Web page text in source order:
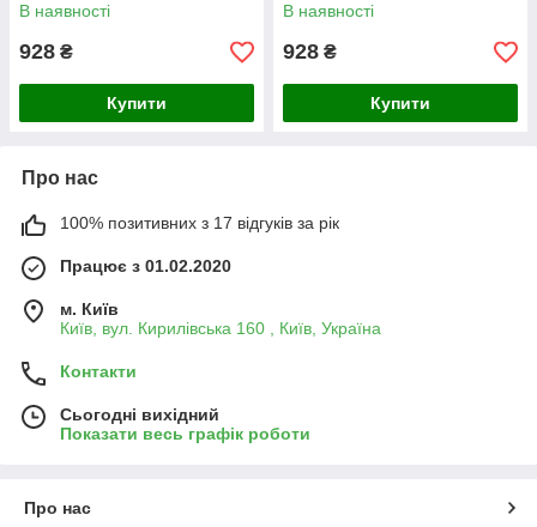
В наявності
928 ₴
Купити
В наявності
928 ₴
Купити
Про нас
100% позитивних з 17 відгуків за рік
Працює з 01.02.2020
м. Київ
Київ, вул. Кирилівська 160 , Київ, Україна
Контакти
Сьогодні вихідний
Показати весь графік роботи
Про нас